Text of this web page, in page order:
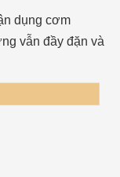
dụng cơm
vẫn đầy đặn và